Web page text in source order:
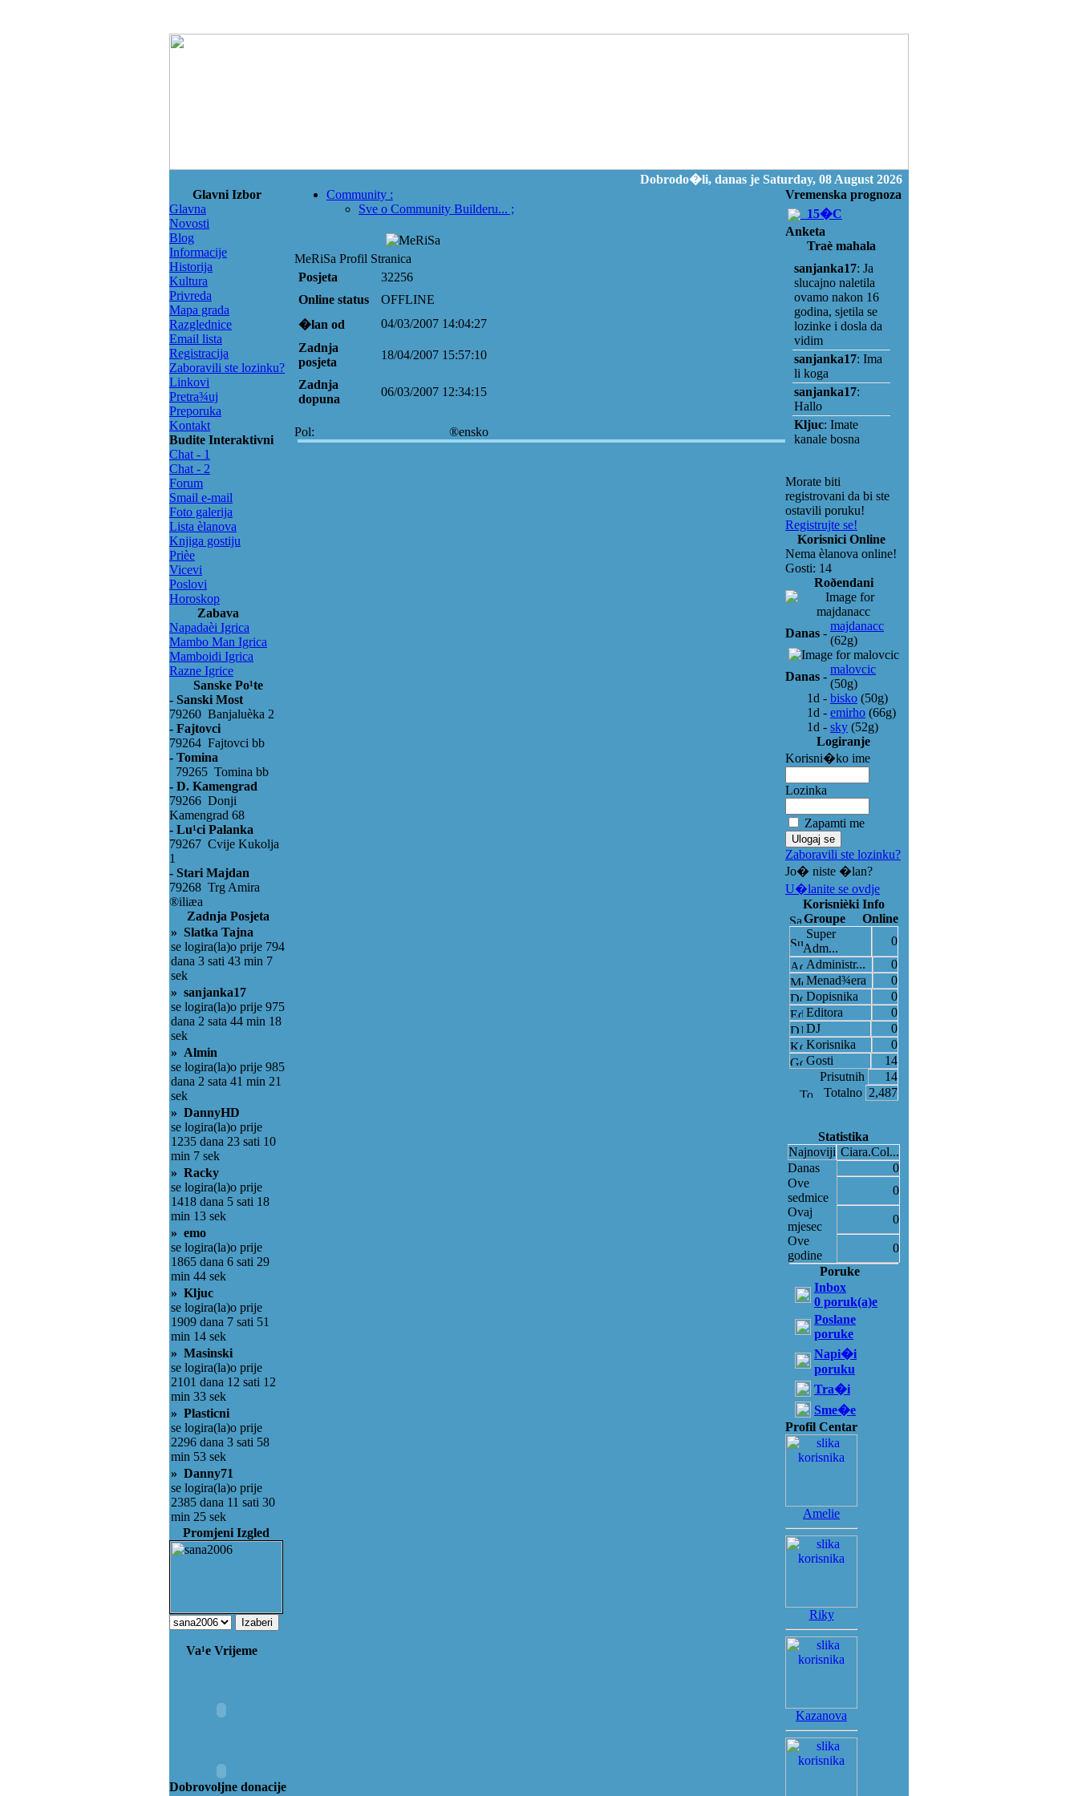
Dobrodo�li, danas je Saturday, 08 August 2026
Glavni Izbor
Glavna
Novosti
Blog
Informacije
Historija
Kultura
Privreda
Mapa grada
Razglednice
Email lista
Registracija
Zaboravili ste lozinku?
Linkovi
Pretra¾uj
Preporuka
Kontakt
Budite Interaktivni
Chat - 1
Chat - 2
Forum
Smail e-mail
Foto galerija
Lista èlanova
Knjiga gostiju
Prièe
Vicevi
Poslovi
Horoskop
Zabava
Napadaèi Igrica
Mambo Man Igrica
Mamboidi Igrica
Razne Igrice
Sanske Po¹te
- Sanski Most
79260 Banjaluèka 2
- Fajtovci
79264 Fajtovci bb
- Tomina
79265 Tomina bb
- D. Kamengrad
79266 Donji
Kamengrad 68
- Lu¹ci Palanka
79267 Cvije Kukolja
1
- Stari Majdan
79268 Trg Amira
®iliæa
Zadnja Posjeta
» Slatka Tajna
se logira(la)o prije 794
dana 3 sati 43 min 7
sek
» sanjanka17
se logira(la)o prije 975
dana 2 sata 44 min 18
sek
» Almin
se logira(la)o prije 985
dana 2 sata 41 min 21
sek
» DannyHD
se logira(la)o prije
1235 dana 23 sati 10
min 7 sek
» Racky
se logira(la)o prije
1418 dana 5 sati 18
min 13 sek
» emo
se logira(la)o prije
1865 dana 6 sati 29
min 44 sek
» Kljuc
se logira(la)o prije
1909 dana 7 sati 51
min 14 sek
» Masinski
se logira(la)o prije
2101 dana 12 sati 12
min 33 sek
» Plasticni
se logira(la)o prije
2296 dana 3 sati 58
min 53 sek
» Danny71
se logira(la)o prije
2385 dana 11 sati 30
min 25 sek
Promjeni Izgled
Va¹e Vrijeme
Dobrovoljne donacije
Community :
Sve o Community Builderu... ;
MeRiSa Profil Stranica
Posjeta
32256
Online status
OFFLINE
�lan od
04/03/2007 14:04:27
Zadnja
posjeta
18/04/2007 15:57:10
Zadnja
dopuna
06/03/2007 12:34:15
Pol: ®ensko
Vremenska prognoza
15�C
Anketa
Traè mahala
Morate biti
registrovani da bi ste
ostavili poruku!
Registrujte se!
Korisnici Online
Nema èlanova online!
Gosti: 14
Roðendani
Danas -
majdanacc
(62g)
Danas -
malovcic
(50g)
1d - bisko (50g)
1d - emirho (66g)
1d - sky (52g)
Logiranje
Korisni�ko ime
Lozinka
Zapamti me
Zaboravili ste lozinku?
Jo� niste �lan?
U�lanite se ovdje
Korisnièki Info
Groupe
Online
Super
Adm...
0
Administr...
0
Menad¾era
0
Dopisnika
0
Editora
0
DJ
0
Korisnika
0
Gosti
14
Prisutnih
14
Totalno 2,487
Statistika
Najnoviji Ciara.Col...
Danas
0
Ove
sedmice
0
Ovaj
mjesec
0
Ove
godine
0
Poruke
Inbox
0 poruk(a)e
Poslane
poruke
Napi�i
poruku
Tra�i
Sme�e
Profil Centar
Amelie
Riky
Kazanova